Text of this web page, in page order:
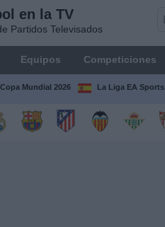
en la TV
Partidos Televisados
Equipos Competiciones
Mundial 2026 La Liga EA Sports